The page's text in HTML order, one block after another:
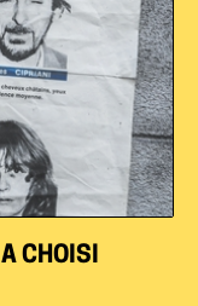
CHOISI